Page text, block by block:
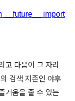
__future__ import
고 다음이 그 자리
검색 지존인 야후
거움을 줄 수 있는